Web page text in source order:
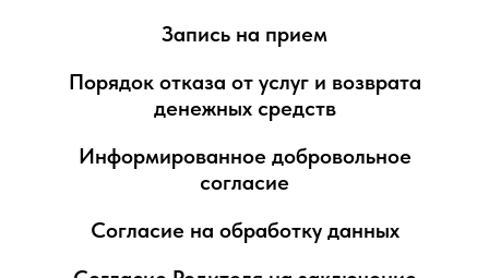
Запись на прием
Порядок отказа от услуг и возврата
денежных средств
Информированное добровольное
согласие
Согласие на обработку данных